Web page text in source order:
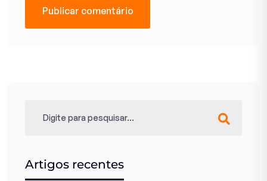
Artigos recentes